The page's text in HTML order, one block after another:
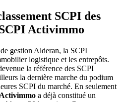
SCPI des
Activimmo
gestion Alderan, la SCPI
logistique et les entrepôts.
la référence des SCPI
la dernière marche du podium
SCPI du marché. En seulement
a déjà constitué un